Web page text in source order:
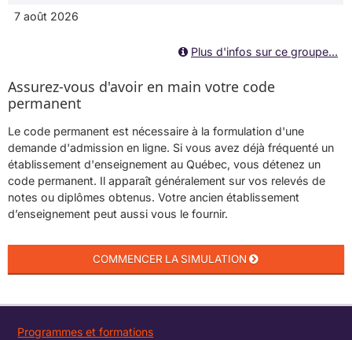
7 août 2026
Plus d'infos sur ce groupe...
Assurez-vous d'avoir en main votre code
permanent
Le code permanent est nécessaire à la formulation d'une
demande d'admission en ligne. Si vous avez déjà fréquenté un
établissement d'enseignement au Québec, vous détenez un
code permanent. Il apparaît généralement sur vos relevés de
notes ou diplômes obtenus. Votre ancien établissement
d’enseignement peut aussi vous le fournir.
Programmes et formations